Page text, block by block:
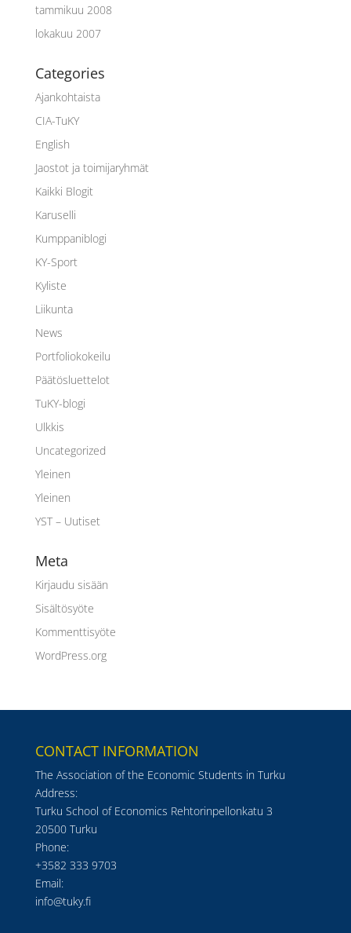
tammikuu 2008
lokakuu 2007
Categories
Ajankohtaista
CIA-TuKY
English
Jaostot ja toimijaryhmät
Kaikki Blogit
Karuselli
Kumppaniblogi
KY-Sport
Kyliste
Liikunta
News
Portfoliokokeilu
Päätösluettelot
TuKY-blogi
Ulkkis
Uncategorized
Yleinen
Yleinen
YST – Uutiset
Meta
Kirjaudu sisään
Sisältösyöte
Kommenttisyöte
WordPress.org
CONTACT INFORMATION
The Association of the Economic Students in Turku
Address:
Turku School of Economics Rehtorinpellonkatu 3
20500 Turku
Phone:
+3582 333 9703
Email:
info@tuky.fi